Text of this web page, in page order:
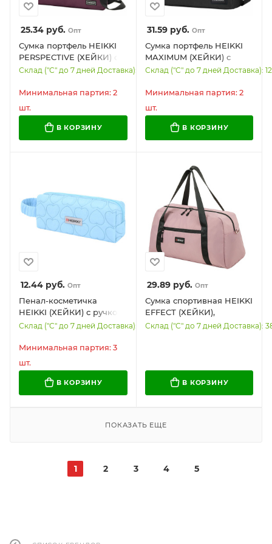
25.34 руб. Опт
Сумка портфель HEIKKI
PERSPECTIVE (ХЕЙКИ) с
отделением для ноутбука
см, 272596
Склад ("С" до 7 дней Доставка): 6
Минимальная партия: 2
шт.
В КОРЗИНУ
31.59руб. Опт
Сумка портфель HEIKKI
MAXIMUM (ХЕЙКИ) с
отделением для ноутбука
вставкой, 34х44х6 см,
Склад ("С" до 7 дней Доставка):
Минимальная партия: 2
шт.
В КОРЗИНУ
12.44 руб. Опт
Пенал-косметичка
HEIKKI (ХЕЙКИ) с ручкой,
1 отделение, стеганый
голубой, 273607
Склад ("С" до 7 дней Доставка): 768
Минимальная партия: 3
шт.
В КОРЗИНУ
29.89руб. Опт
Сумка спортивная HEIKKI
EFFECT (ХЕЙКИ),
металлическая
Склад ("С" до 7 дней Доставка):
В КОРЗИНУ
ПОКАЗАТЬ ЕЩЕ
1 2 3 4 5